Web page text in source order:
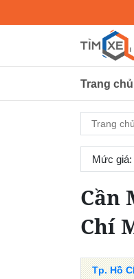
Trang chủ
Trang chủ
Mức giá:
Cần
Chí
Tp. Hồ